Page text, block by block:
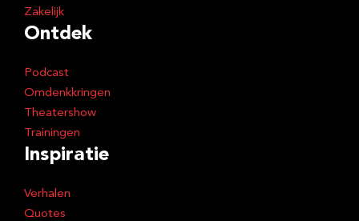
Zakelijk
Ontdek
Podcast
Omdenkkringen
Theatershow
Trainingen
Inspiratie
Verhalen
Quotes